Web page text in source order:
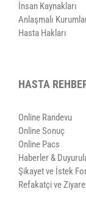
İnsan Kaynakları
Anlaşmalı
Hasta Hakları
HASTA
Online Randevu
Online Sonuç
Online Pacs
Haberler &
Şikayet ve İstek
Refakatçi ve